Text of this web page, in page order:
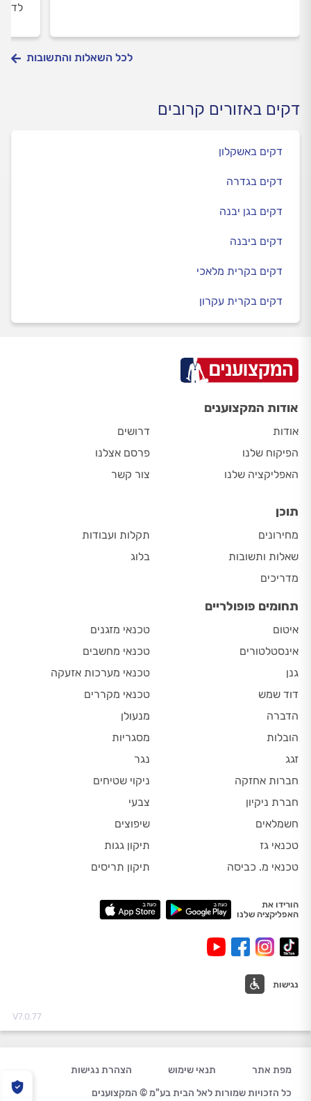
לכל השאלות והתשובות
דקים באזורים קרובים
דקים באשקלון
דקים בגדרה
דקים בגן יבנה
דקים ביבנה
דקים בקרית מלאכי
דקים בקרית עקרון
אודות המקצוענים
אודות
הפיקוח שלנו
האפליקציה שלנו
דרושים
פרסם אצלנו
צור קשר
תוכן
מחירונים
שאלות ותשובות
מדריכים
תקלות ועבודות
בלוג
תחומים פופולריים
איטום
אינסטלטורים
גנן
דוד שמש
הדברה
הובלות
זגג
חברות אחזקה
חברת ניקיון
חשמלאים
טכנאי גז
טכנאי מ. כביסה
טכנאי מזגנים
טכנאי מחשבים
טכנאי מערכות אזעקה
טכנאי מקררים
מנעולן
מסגריות
נגר
ניקוי שטיחים
צבעי
שיפוצים
תיקון גגות
תיקון תריסים
הורידו את
האפליקציה שלנו
נגישות
V7.0.77
מפת אתר תנאי שימוש
הצהרת נגישות
כל הזכויות שמורות לאל הבית בע"מ © המקצוענים